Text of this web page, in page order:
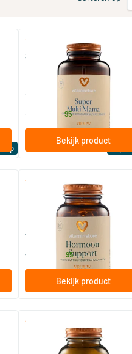
tip
Super Multi Mama / Zwanger
Multivitamine
60/​120 tabletten
Vitaminstore
vanaf .95
Bekijk product
(19)
Hormoon Support (voorheen
Mena Formule)
60 vegicaps
Vitaminstore
vanaf 24.95
Bekijk product
Natuurlijk Calcium